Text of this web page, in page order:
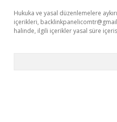
Hukuka ve yasal düzenlemelere
içerikleri,
halinde, ilgili içerikler yasal süre